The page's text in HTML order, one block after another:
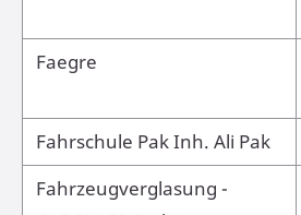
Faegre
Fahrschule Pak Inh. Ali Pak
Fahrzeugverglasung -